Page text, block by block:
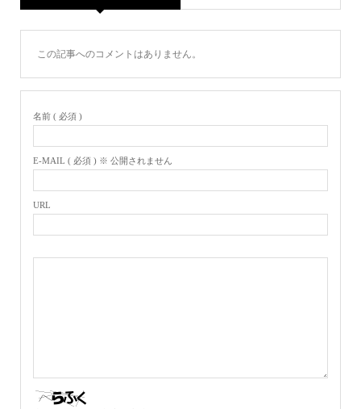
この記事へのコメントはありません。
名前 ( 必須 )
E-MAIL ( 必須 ) ※ 公開されません
URL